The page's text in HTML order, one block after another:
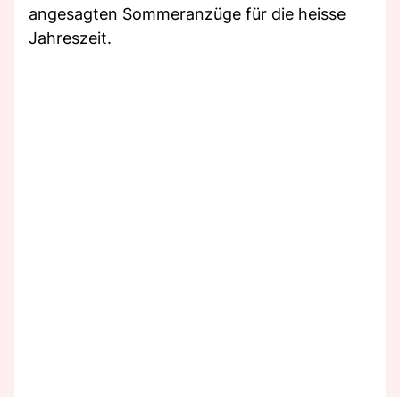
angesagten Sommeranzüge für die heisse
Jahreszeit.